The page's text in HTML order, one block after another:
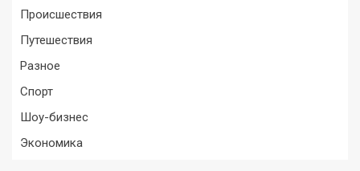
Происшествия
Путешествия
Разное
Спорт
Шоу-бизнес
Экономика